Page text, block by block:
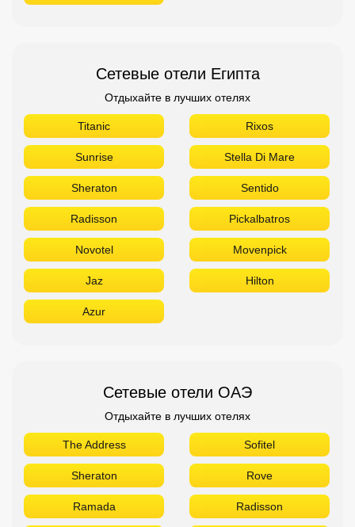
Сетевые отели Египта
Отдыхайте в лучших отелях
Titanic Rixos
Sunrise Stella Di Mare
Sheraton Sentido
Radisson Pickalbatros
Novotel Movenpick
Jaz Hilton
Azur
Сетевые отели ОАЭ
Отдыхайте в лучших отелях
The Address Sofitel
Sheraton Rove
Ramada Radisson